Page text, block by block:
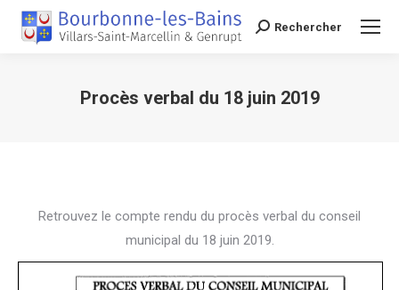
Recherche
Rechercher
Procès verbal du 18 juin 2019
Retrouvez le compte rendu du procès verbal du conseil
municipal du 18 juin 2019.